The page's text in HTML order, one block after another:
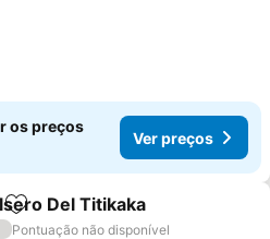
os preços
Ver preços
Adicionar aos favoritos
Del Titikaka
Pontuação não disponível